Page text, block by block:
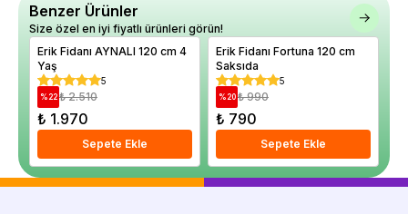
Benzer Ürünler
Size özel en iyi fiyatlı ürünleri görün!
Erik Fidanı AYNALI 120 cm 4
Yaş
5
%22 ₺ 2.510
₺ 1.970
Sepete Ekle
Erik Fidanı Fortuna 120 cm
Saksıda
5
%20 ₺ 990
₺ 790
Sepete Ekle